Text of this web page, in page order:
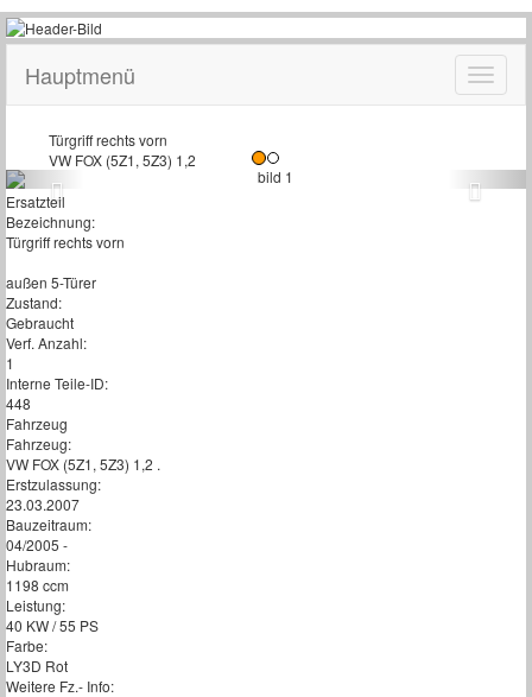
Hauptmenü
Türgriff rechts vorn
VW FOX (5Z1, 5Z3) 1,2
Ersatzteil
Bezeichnung:
Türgriff rechts vorn
außen 5-Türer
Zustand:
Gebraucht
Verf. Anzahl:
1
Interne Teile-ID:
448
Fahrzeug
Fahrzeug:
VW FOX (5Z1, 5Z3) 1,2 .
Erstzulassung:
23.03.2007
Bauzeitraum:
04/2005 -
Hubraum:
1198 ccm
Leistung:
40 KW / 55 PS
Farbe:
LY3D Rot
Weitere Fz.- Info: